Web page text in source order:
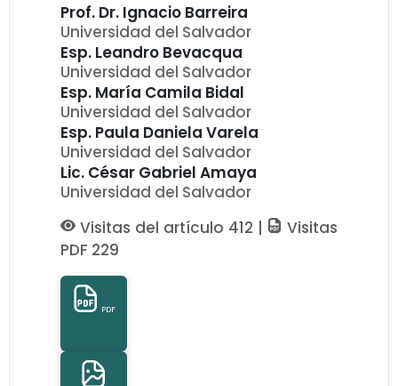
Prof. Dr. Ignacio Barreira
Universidad del Salvador
Esp. Leandro Bevacqua
Universidad del Salvador
Esp. María Camila Bidal
Universidad del Salvador
Esp. Paula Daniela Varela
Universidad del Salvador
Lic. César Gabriel Amaya
Universidad del Salvador
Visitas del artículo 412 |
Visitas
PDF 229
PDF